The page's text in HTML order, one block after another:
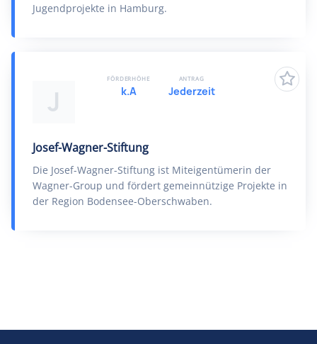
Jugendprojekte in Hamburg.
J
Josef-Wagner-Stiftung
Die Josef-Wagner-Stiftung ist Miteigentümerin der
Wagner-Group und fördert gemeinnützige Projekte in
der Region Bodensee-Oberschwaben.
FÖRDERHÖHE
k.A
ANTRAG
Jederzeit